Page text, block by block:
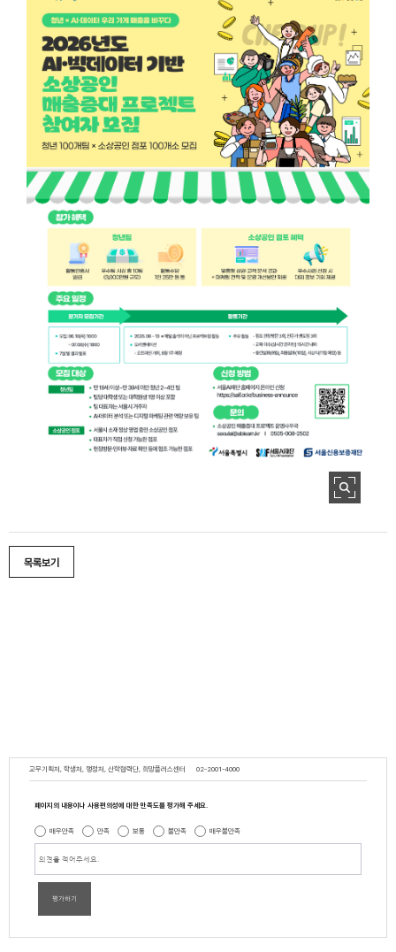
목록보기
교무기획처, 학생처, 행정처, 산학협력단, 희망플러스센터 02-2001-4000
페이지의 내용이나 사용편의성에 대한 만족도를 평가해 주세요.
매우만족 만족 보통 불만족 매우불만족
평가하기